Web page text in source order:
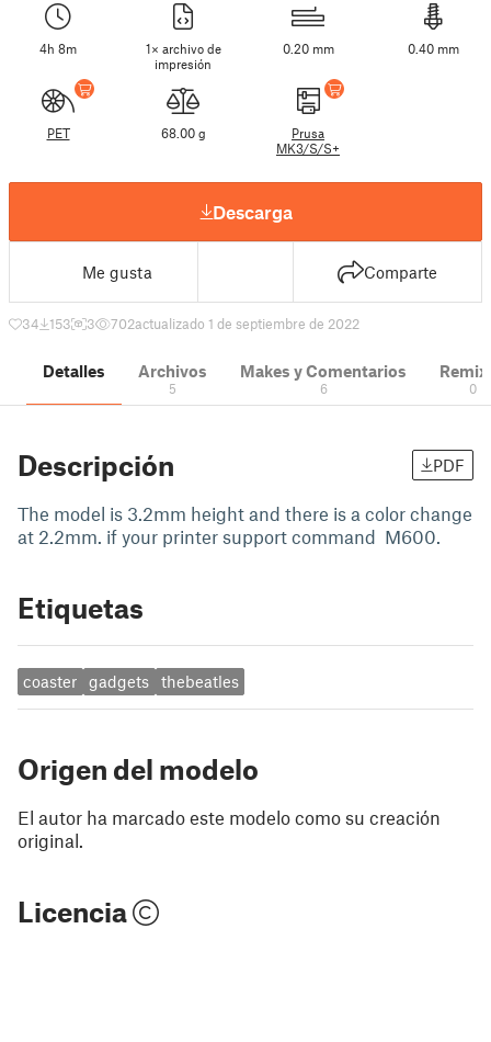
4h 8m
1× archivo de
impresión
0.20 mm 0.40 mm
PET 68.00 g
Prusa
MK3/S/S+
Descarga
Me gusta Comparte
34 153 3 702actualizado 1 de septiembre de 2022
Detalles Archivos
5
Makes y Comentarios
6 0
Descripción PDF
The model is 3.2mm height and there is a color change
at 2.2mm. if your printer support command M600.
Etiquetas
coaster gadgets thebeatles
Origen del modelo
El autor ha marcado este modelo como su creación
original.
Licencia